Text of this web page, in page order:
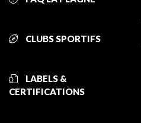
CLUBS SPORTIFS
LABELS &
CERTIFICATIONS